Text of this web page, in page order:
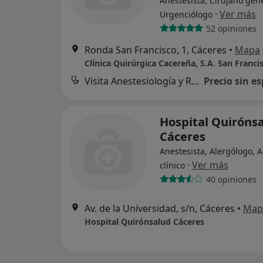
Urgenciólogo · Ver más
52 opiniones
Ronda San Francisco, 1, Cáceres • Mapa
Clínica Quirúrgica Cacereña, S.A. San
Visita Anestesiología y Reanimación Precio sin
Hospital
Cáceres
Anestesista, Alergólogo,
clínico · Ver más
40 opiniones
Av. de la Universidad, s/n, Cáceres •
Hospital Quirónsalud Cáceres